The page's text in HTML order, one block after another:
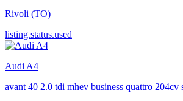
Rivoli (TO)
listing.status.used
Audi A4
avant 40 2.0 tdi mhev business quattro 204cv